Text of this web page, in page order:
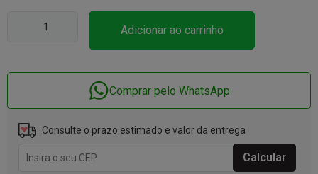
Adicionar ao carrinho
Comprar pelo WhatsApp
Consulte o prazo estimado e valor da entrega